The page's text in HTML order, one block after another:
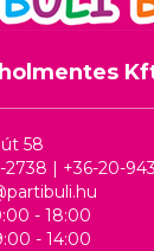
58
2738 | +36-20-
- 18:00
- 14:00